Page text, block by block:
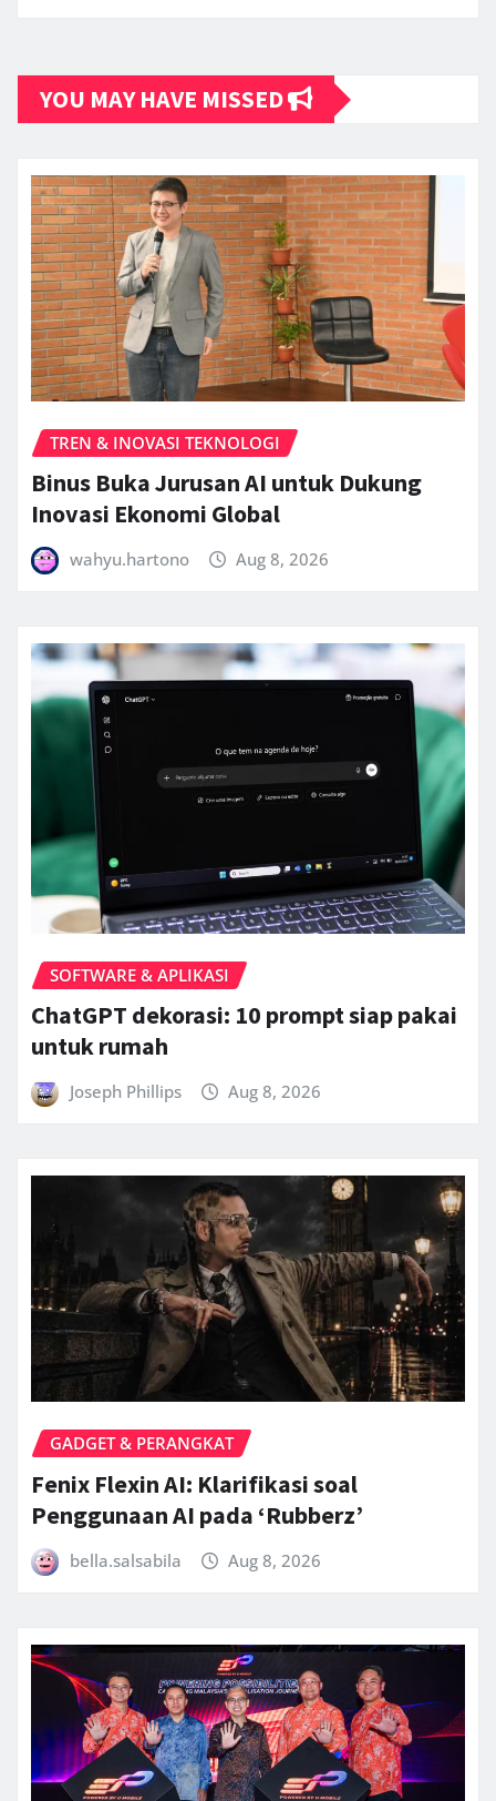
YOU MAY HAVE MISSED
TREN & INOVASI TEKNOLOGI
Binus Buka Jurusan AI untuk Dukung
Inovasi Ekonomi Global
wahyu.hartono Aug 8, 2026
SOFTWARE & APLIKASI
ChatGPT dekorasi: 10 prompt siap pakai
untuk rumah
Joseph Phillips Aug 8, 2026
GADGET & PERANGKAT
Fenix Flexin AI: Klarifikasi soal
Penggunaan AI pada ‘Rubberz’
bella.salsabila Aug 8, 2026